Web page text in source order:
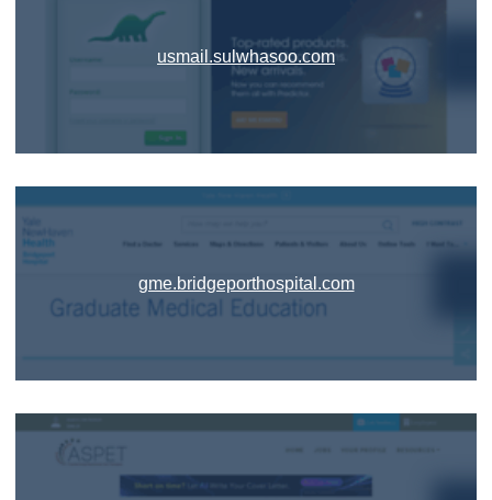
usmail.sulwhasoo.com
gme.bridgeporthospital.com